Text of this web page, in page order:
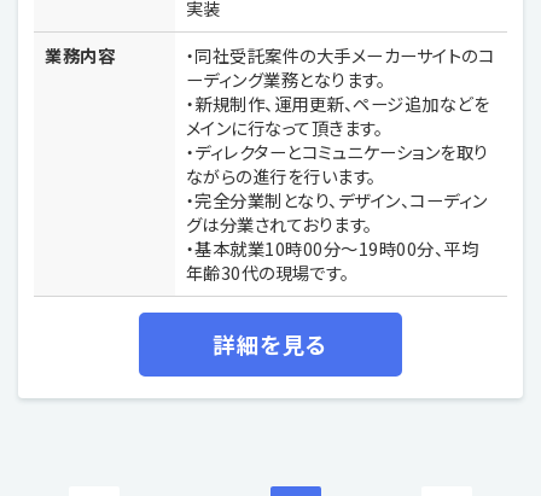
実装
業務内容
・同社受託案件の大手メーカーサイトのコ
ーディング業務となります。
・新規制作、運用更新、ページ追加などを
メインに行なって頂きます。
・ディレクターとコミュニケーションを取り
ながらの進行を行います。
・完全分業制となり、デザイン、コーディン
グは分業されております。
・基本就業10時00分〜19時00分、平均
年齢30代の現場です。
詳細を見る